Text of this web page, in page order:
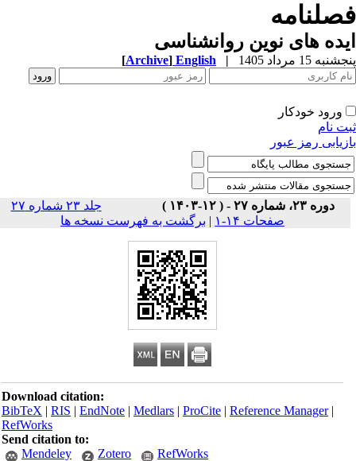
های نوین روانشناسی
15 مرداد 1405 |
English
[Archive]
ورود خودکار
نام
رمز عبور
دوره ۲۳، شماره ۲۷ - ( ۱۲-۱۴۰۳ )
جلد ۲۳ شماره ۲۷
صفحات ۱۴-۱
| برگشت به فهرست نسخه ها
Download citation:
BibTeX|RIS|EndNote|Medlars|ProCite|Reference Manager
RefWorks
Send citation to:
Mendeley
Zotero RefWorks